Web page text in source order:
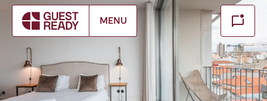
MENU
Make booking
Fechar
Encontre a sua localização